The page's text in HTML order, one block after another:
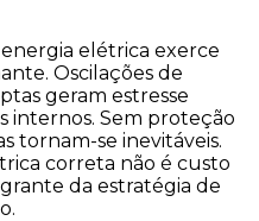
elétrica exerce
Oscilações de
geram estresse
internos. Sem proteção
tornam-se inevitáveis.
correta não é custo
da estratégia de